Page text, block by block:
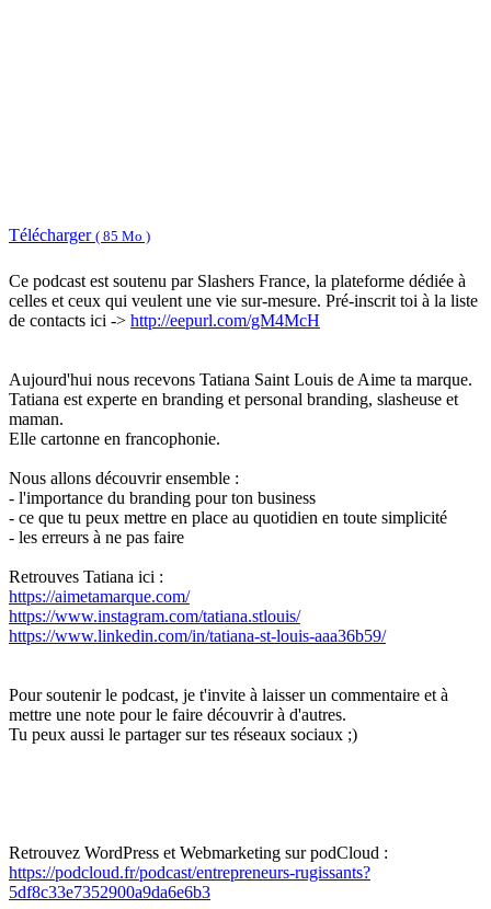
Télécharger ( 85 Mo )
Ce podcast est soutenu par Slashers France, la plateforme dédiée à
celles et ceux qui veulent une vie sur-mesure. Pré-inscrit toi à la liste
de contacts ici -> http://eepurl.com/gM4McH
Aujourd'hui nous recevons Tatiana Saint Louis de Aime ta marque.
Tatiana est experte en branding et personal branding, slasheuse et
maman.
Elle cartonne en francophonie.
Nous allons découvrir ensemble :
- l'importance du branding pour ton business
- ce que tu peux mettre en place au quotidien en toute simplicité
- les erreurs à ne pas faire
Retrouves Tatiana ici :
https://aimetamarque.com/
https://www.instagram.com/tatiana.stlouis/
https://www.linkedin.com/in/tatiana-st-louis-aaa36b59/
Pour soutenir le podcast, je t'invite à laisser un commentaire et à
mettre une note pour le faire découvrir à d'autres.
Tu peux aussi le partager sur tes réseaux sociaux ;)
Retrouvez WordPress et Webmarketing sur podCloud :
https://podcloud.fr/podcast/entrepreneurs-rugissants?
5df8c33e7352900a9da6e6b3